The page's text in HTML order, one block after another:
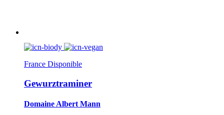
France Disponible
Gewurztraminer
Domaine Albert Mann